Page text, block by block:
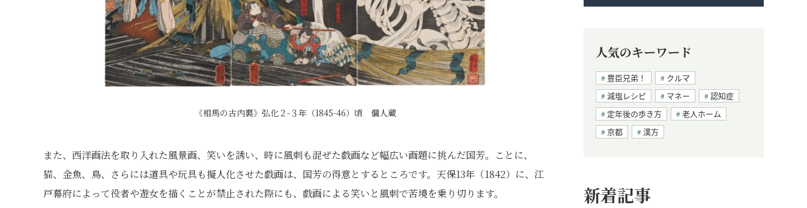
《相馬の古内裏》弘化２-３年（1845-46）頃 個人蔵
また、西洋画法を取り入れた風景画、笑いを誘い、時に風刺も混ぜた戯画など幅広い画題に挑んだ国芳。ことに、
猫、金魚、鳥、さらには道具や玩具も擬人化させた戯画は、国芳の得意とするところです。天保13年（1842）に、江
戸幕府によって役者や遊女を描くことが禁止された際にも、戯画による笑いと風刺で苦境を乗り切ります。
人気のキーワード
豊臣兄弟！
クルマ
減塩レシピ
マネー
認知症
定年後の歩き方
老人ホーム
京都
漢方
新着記事